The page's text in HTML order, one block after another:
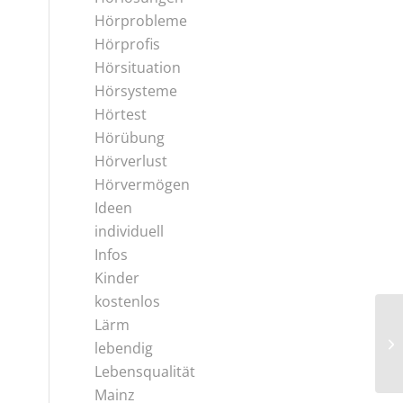
Hörprobleme
Hörprofis
Hörsituation
Hörsysteme
Hörtest
Hörübung
Hörverlust
Hörvermögen
Ideen
individuell
Infos
Kinder
kostenlos
Lärm
lebendig
Lebensqualität
Mainz